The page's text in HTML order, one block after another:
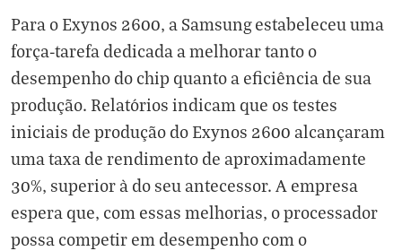
Para o Exynos 2600, a Samsung estabeleceu uma
força-tarefa dedicada a melhorar tanto o
desempenho do chip quanto a eficiência de sua
produção. Relatórios indicam que os testes
iniciais de produção do Exynos 2600 alcançaram
uma taxa de rendimento de aproximadamente
30%, superior à do seu antecessor. A empresa
espera que, com essas melhorias, o processador
possa competir em desempenho com o